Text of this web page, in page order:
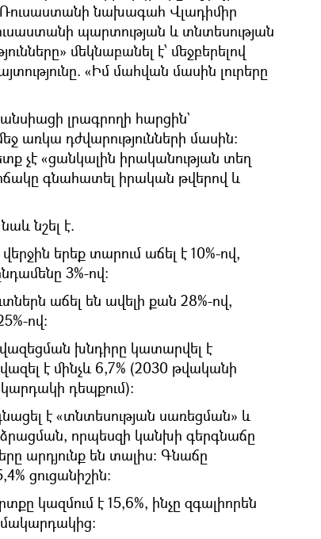
նախագահ Վլադիմիր
պարտության և տնտեսության
մեկնաբանել է՝ մեջբերելով
«Իմ մահվան մասին լուրերը
լրագրողի հարցին`
առկա դժվարությունների մասին։
չէ «ցանկալին իրականության տեղ
գնահատել իրական թվերով և
նշել է.
երեք տարում աճել է 10%-ով,
3%-ով։
աճել են ավելի քան 28%-ով,
ով։
խնդիրը կատարվել է
է մինչև 6,7% (2030 թվականի
դեպքում)։
է «տնտեսության սառեցման» և
որպեսզի կանխի գերգնաճը
արդյունք են տալիս։ Գնաճը
ցուցանիշին։
կազմում է 15,6%, ինչը զգալիորեն